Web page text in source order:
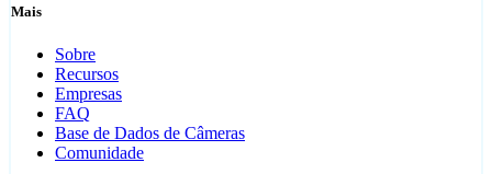
Mais
Sobre
Recursos
Empresas
FAQ
Base de Dados de Câmeras
Comunidade